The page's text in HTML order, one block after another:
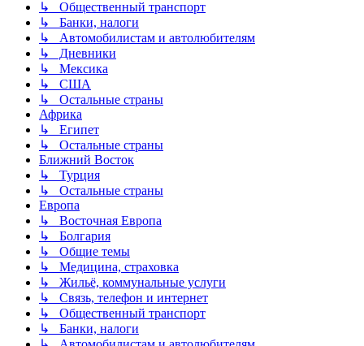
↳ Общественный транспорт
↳ Банки, налоги
↳ Автомобилистам и автолюбителям
↳ Дневники
↳ Мексика
↳ США
↳ Остальные страны
Африка
↳ Египет
↳ Остальные страны
Ближний Восток
↳ Турция
↳ Остальные страны
Европа
↳ Восточная Европа
↳ Болгария
↳ Общие темы
↳ Медицина, страховка
↳ Жильё, коммунальные услуги
↳ Связь, телефон и интернет
↳ Общественный транспорт
↳ Банки, налоги